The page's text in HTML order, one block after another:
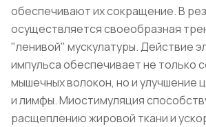
обеспечивают их сокращение. В
осуществляется своеобразная
"ленивой" мускулатуры. Действие
импульса обеспечивает не только
мышечных волокон, но и улучшение
и лимфы. Миостимуляция
расщеплению жировой ткани и